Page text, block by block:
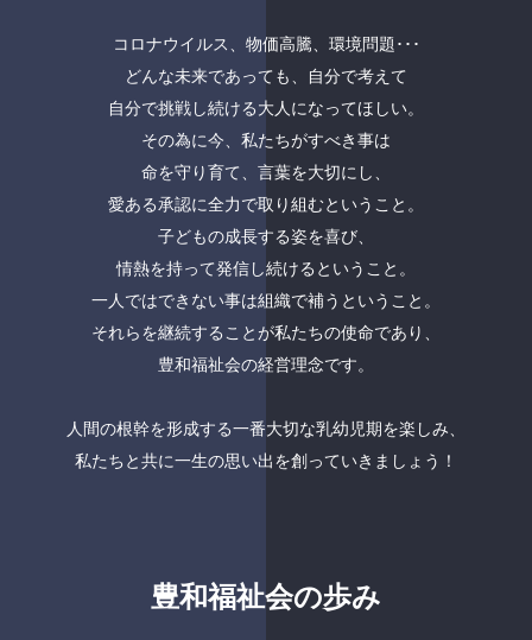
コロナウイルス、物価高騰、環境問題･･･
どんな未来であっても、自分で考えて
自分で挑戦し続ける大人になってほしい。
その為に今、私たちがすべき事は
命を守り育て、言葉を大切にし、
愛ある承認に全力で取り組むということ。
子どもの成長する姿を喜び、
情熱を持って発信し続けるということ。
一人ではできない事は組織で補うということ。
それらを継続することが私たちの使命であり、
豊和福祉会の経営理念です。
人間の根幹を形成する一番大切な乳幼児期を楽しみ、
私たちと共に一生の思い出を創っていきましょう！
豊和福祉会の歩み